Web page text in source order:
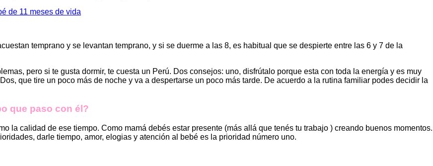
de 11 meses de vida
temprano y se levantan temprano, y si se duerme a las 8, es habitual que se despierte entre las 6 y 7 de la
pero si te gusta dormir, te cuesta un Perú. Dos consejos: uno, disfrútalo porque esta con toda la energía y es muy
que tire un poco más de noche y va a despertarse un poco más tarde. De acuerdo a la rutina familiar podes decidir la
que paso con él?
la calidad de ese tiempo. Como mamá debés estar presente (más allá que tenés tu trabajo ) creando buenos momentos.
darle tiempo, amor, elogias y atención al bebé es la prioridad número uno.